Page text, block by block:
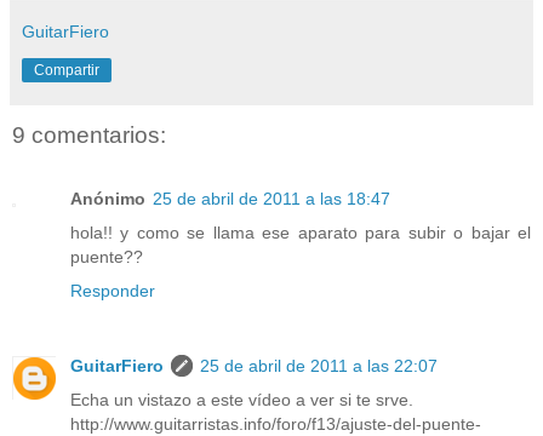
GuitarFiero
Compartir
9 comentarios:
Anónimo 25 de abril de 2011 a las 18:47
hola!! y como se llama ese aparato para subir o bajar el
puente??
Responder
GuitarFiero
25 de abril de 2011 a las 22:07
Echa un vistazo a este vídeo a ver si te srve.
http://www.guitarristas.info/foro/f13/ajuste-del-puente-